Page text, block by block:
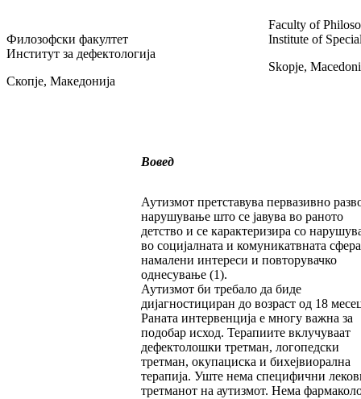
Филозофски факултет
Институт за дефектологија
Скопје, Македонија
Faculty of
Institute of
Skopje,
Вовед
Аутизмот претставува первазивно
нарушување што се јавува во раното
детство и се карактеризира со
во социјалната и комуникатвната
намалени интереси и повторувачко
однесување (1).
Аутизмот би требало да биде
дијагностициран до возраст од 18
Раната интервенција е многу важна за
подобар исход. Терапиите вклучуваат
дефектолошки третман, логопедски
третман, окупациска и бихејвиорална
терапија. Уште нема специфични
третманот на аутизмот. Нема